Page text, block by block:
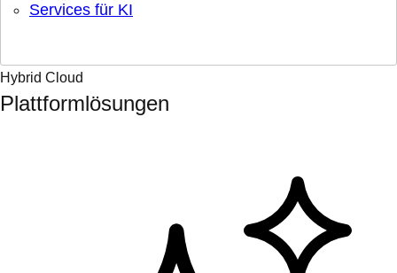
Services für KI
Hybrid Cloud
Plattformlösungen